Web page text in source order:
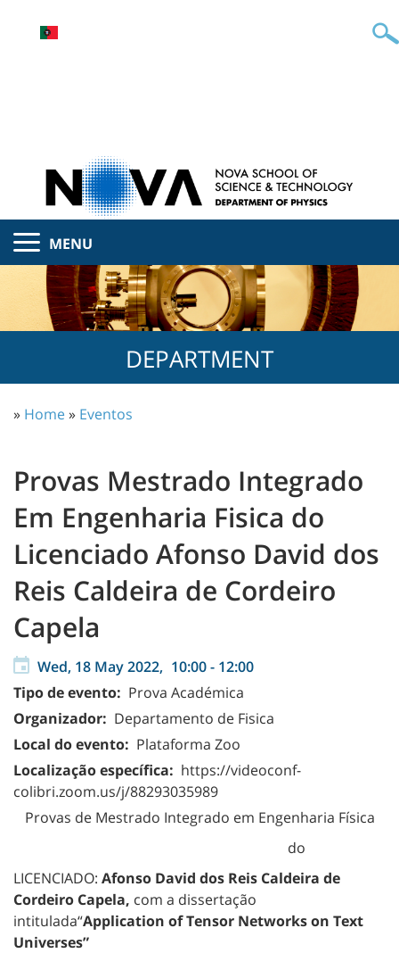
MENU
DEPARTMENT
» Home» Eventos
Provas Mestrado Integrado
Em Engenharia Fisica do
Licenciado Afonso David dos
Reis Caldeira de Cordeiro
Capela
Wed, 18 May 2022, 10:00- 12:00
Tipo de evento: Prova Académica
Organizador: Departamento de Fisica
Local do evento: Plataforma Zoo
Localização específica: https://videoconf-
colibri.zoom.us/j/88293035989
Provas de Mestrado Integrado em Engenharia Física
do
LICENCIADO: Afonso David dos Reis Caldeira de
Cordeiro Capela, com a dissertação
intitulada“Application of Tensor Networks on Text
Universes”